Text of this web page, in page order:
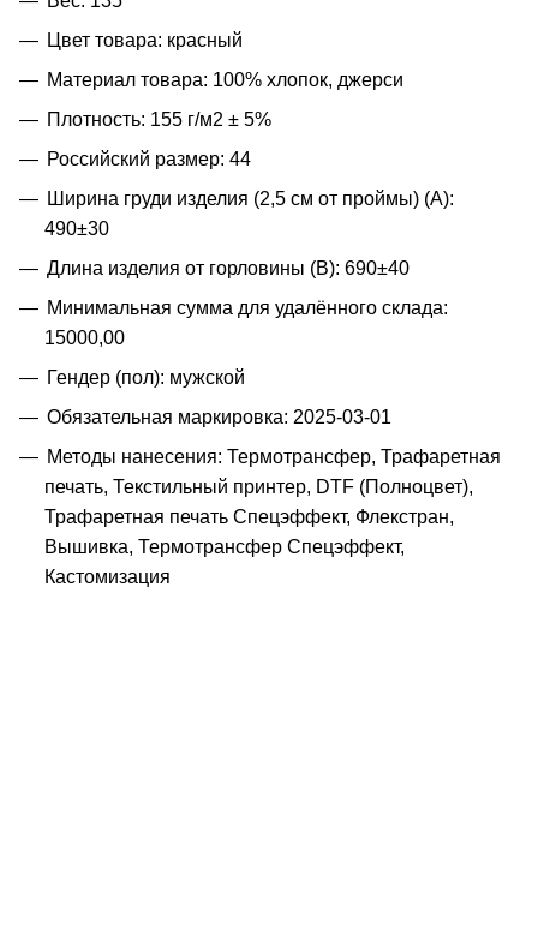
Цвет товара: красный
Материал товара: 100% хлопок, джерси
Плотность: 155 г/м2 ± 5%
Российский размер: 44
Ширина груди изделия (2,5 см от проймы) (A):
490±30
Длина изделия от горловины (B): 690±40
Минимальная сумма для удалённого склада:
15000,00
Гендер (пол): мужской
Обязательная маркировка: 2025-03-01
Методы нанесения: Термотрансфер, Трафаретная
печать, Текстильный принтер, DTF (Полноцвет),
Трафаретная печать Спецэффект, Флекстран,
Вышивка, Термотрансфер Спецэффект,
Кастомизация